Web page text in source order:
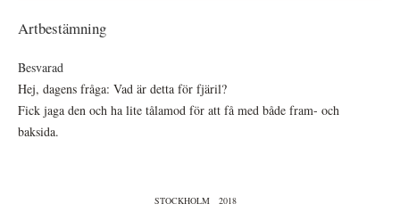
Artbestämning
Besvarad
Hej, dagens fråga: Vad är detta för fjäril?
Fick jaga den och ha lite tålamod för att få med både fram- och
baksida.
STOCKHOLM 2018